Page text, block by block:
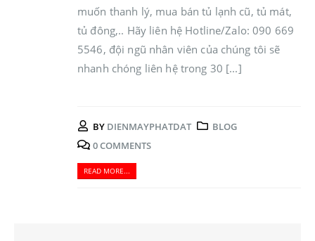
muốn thanh lý, mua bán tủ lạnh cũ, tủ mát,
tủ đông,.. Hãy liên hệ Hotline/Zalo: 090 669
5546, đội ngũ nhân viên của chúng tôi sẽ
nhanh chóng liên hệ trong 30 [...]
BY DIENMAYPHATDAT
BLOG
0 COMMENTS
READ MORE...